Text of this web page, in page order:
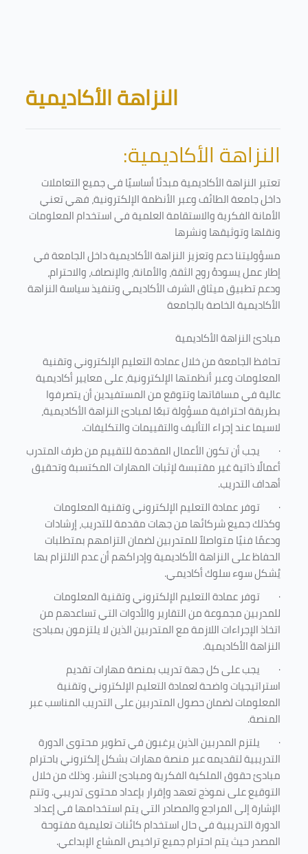
Blocks
النزاهة الأكاديمية
النزاهة الأكاديمية:
تعتبر النزاهة الأكاديمية مبدئا أساسيًا في جميع التعاملات
داخل جامعة الطائف وعبر الأنظمة الإلكترونية، فهي تعني
الأمانة الفكرية والاستقامة العلمية في استخدام المعلومات
ونقلها وتوثيقها ونشرها
مسؤوليتنا دعم وتعزيز النزاهة الأكاديمية داخل الجامعة في
إطار عمل يسودهُ روح الثقة، والأمانة، والإنصاف، والاحترام،
ودعم تطبيق ميثاق الشرف الأكاديمي وتنفيذ سياسة النزاهة
الأكاديمية الخاصة بالجامعة
مبادئ النزاهة الأكاديمية
تحافظ الجامعة من خلال عمادة التعليم الإلكتروني وتقنية
المعلومات وعبر أنظمتها الإلكترونية، على معايير أكاديمية
عالية في مساقاتها وتتوقع من المستفيدين أن يتصرفوا
بطريقة احترافية مسؤولة تبعًا لمبادئ النزاهة الأكاديمية،
لاسيما عند إجراء التأليف والتقييمات والتكليفات.
· يجب أن تكون الأعمال المقدمة للتقييم من طرف المتدرب
أعمالًا ذاتية غير مقتبسة لإثبات المهارات المكتسبة وتحقيق
أهداف التدريب.
· توفر عمادة التعليم الإلكتروني وتقنية المعلومات
وكذلك جميع شركائها من جهات مقدمة للتدريب، إرشادات
ودعمًا فنيًا متواصلاً للمتدربين لضمان التزامهم بمتطلبات
الحفاظ على النزاهة الأكاديمية وإدراكهم أن عدم الالتزام بها
يُشكل سوء سلوك أكاديمي.
· توفر عمادة التعليم الإلكتروني وتقنية المعلومات
للمدربين مجموعة من التقارير والأدوات التي تساعدهم من
اتخاذ الإجراءات اللازمة مع المتدربين الذين لا يلتزمون بمبادئ
النزاهة الأكاديمية.
· يجب على كل جهة تدريب بمنصة مهارات تقديم
استراتيجيات واضحة لعمادة التعليم الإلكتروني وتقنية
المعلومات لضمان حصول المتدربين على التدريب المناسب عبر
المنصة.
· يلتزم المدربين الذين يرغبون في تطوير محتوى الدورة
التدريبية لتقديمه عبر منصة مهارات بشكل إلكتروني باحترام
مبادئ حقوق الملكية الفكرية ومبادئ النشر. وذلك من خلال
التوقيع على نموذج تعهد وإقرار بإعداد محتوى تدريبي. وتتم
الإشارة إلى المراجع والمصادر التي يتم استخدامها في إعداد
الدورة التدريبية في حال استخدام كائنات تعليمية مفتوحة
المصدر حيث يتم احترام جميع تراخيص المشاع الإبداعي.